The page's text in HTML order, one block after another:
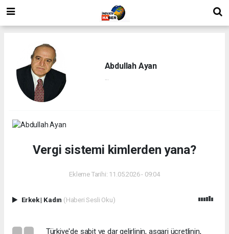
Abdullah Ayan
...
Vergi sistemi kimlerden yana?
Ekleme Tarihi: 11.05.2026 - 09:04
Erkek| Kadın (Haberi Sesli Oku)
Türkiye'de sabit ve dar gelirlinin, asgari ücretlinin,